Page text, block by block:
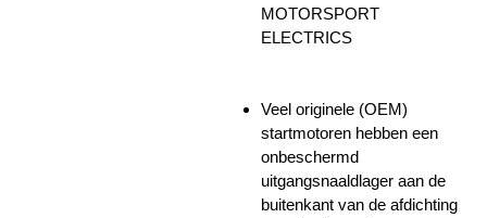
MOTORSPORT
ELECTRICS
Veel originele (OEM)
startmotoren hebben een
onbeschermd
uitgangsnaaldlager aan de
buitenkant van de afdichting